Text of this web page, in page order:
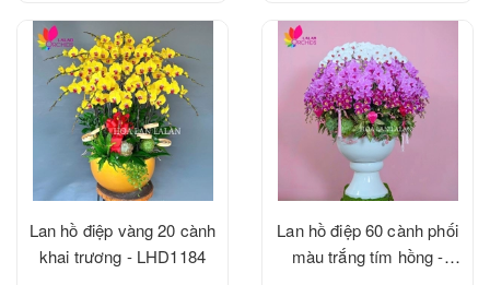
Lan hồ điệp vàng 20 cành
khai trương - LHD1184
Lan hồ điệp 60 cành phối
màu trắng tím hồng -